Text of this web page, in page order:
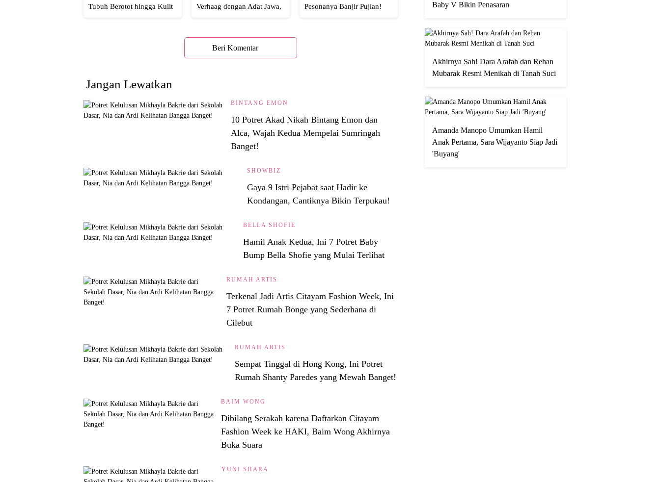
Tubuh Berotot hingga Kulit
Verhaag dengan Adat Jawa,
Pesonanya Banjir Pujian!
Beri Komentar
Jangan Lewatkan
BINTANG EMON
10 Potret Akad Nikah Bintang Emon dan
Alca, Wajah Kedua Mempelai Sumringah
Banget!
SHOWBIZ
Gaya 9 Istri Pejabat saat Hadir ke
Kondangan, Cantiknya Bikin Terpukau!
BELLA SHOFIE
Hamil Anak Kedua, Ini 7 Potret Baby
Bump Bella Shofie yang Mulai Terlihat
RUMAH ARTIS
Terkenal Jadi Artis Citayam Fashion Week, Ini
7 Potret Rumah Bonge yang Sederhana di
Cilebut
RUMAH ARTIS
Sempat Tinggal di Hong Kong, Ini Potret
Rumah Shanty Paredes yang Mewah Banget!
BAIM WONG
Dibilang Serakah karena Daftarkan Citayam
Fashion Week ke HAKI, Baim Wong Akhirnya
Buka Suara
YUNI SHARA
Baby V Bikin Penasaran
Akhirnya Sah! Dara Arafah dan Rehan
Mubarak Resmi Menikah di Tanah Suci
Amanda Manopo Umumkan Hamil
Anak Pertama, Sara Wijayanto Siap Jadi
'Buyang'